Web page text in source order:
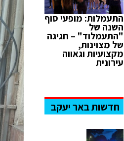
התעמלות: מופעי סוף
השנה של
"התעמלוד" – חגיגה
של מצוינות,
מקצועיות וגאווה
עירונית
חדשות באר יעקב